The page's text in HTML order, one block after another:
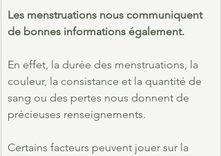
Les menstruations nous communiquent
de bonnes informations également.
En effet, la durée des menstruations, la
couleur, la consistance et la quantité de
sang ou des pertes nous donnent de
précieuses renseignements.
Certains facteurs peuvent jouer sur la